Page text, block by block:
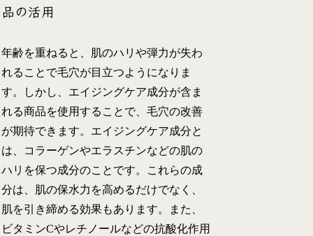
品の活用
年齢を重ねると、肌のハリや弾力が失わ
れることで毛穴が目立つようになりま
す。しかし、エイジングケア成分が含ま
れる商品を使用することで、毛穴の改善
が期待できます。エイジングケア成分と
は、コラーゲンやエラスチンなどの肌の
ハリを保つ成分のことです。これらの成
分は、肌の保水力を高めるだけでなく、
肌を引き締める効果もあります。また、
ビタミンCやレチノールなどの抗酸化作用